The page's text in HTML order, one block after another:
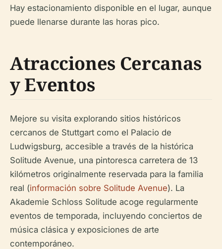
Hay estacionamiento disponible en el lugar, aunque
puede llenarse durante las horas pico.
Atracciones Cercanas
y Eventos
Mejore su visita explorando sitios históricos
cercanos de Stuttgart como el Palacio de
Ludwigsburg, accesible a través de la histórica
Solitude Avenue, una pintoresca carretera de 13
kilómetros originalmente reservada para la familia
real (información sobre Solitude Avenue). La
Akademie Schloss Solitude acoge regularmente
eventos de temporada, incluyendo conciertos de
música clásica y exposiciones de arte
contemporáneo.